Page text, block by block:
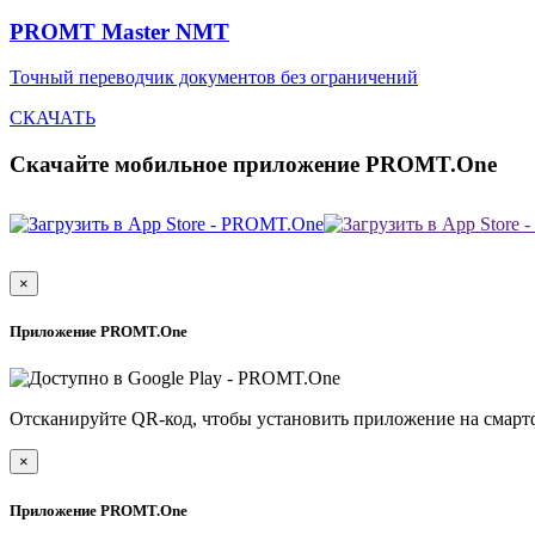
PROMT Master NMT
Точный переводчик документов без ограничений
СКАЧАТЬ
Скачайте мобильное приложение PROMT.One
×
Приложение PROMT.One
Отсканируйте QR-код, чтобы установить приложение на
×
Приложение PROMT.One